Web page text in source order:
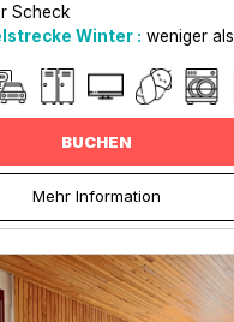
Scheck
Winter : weniger als
BUCHEN
Mehr Information